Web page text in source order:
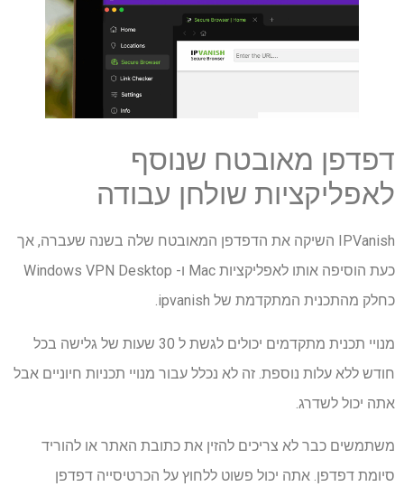
דפדפן מאובטח שנוסף
לאפליקציות שולחן עבודה
IPVanish השיקה את הדפדפן המאובטח שלה בשנה שעברה, אך
כעת הוסיפה אותו לאפליקציות Mac ו- Windows VPN Desktop
כחלק מהתכנית המתקדמת של ipvanish.
מנויי תכנית מתקדמים יכולים לגשת ל 30 שעות של גלישה בכל
חודש ללא עלות נוספת. זה לא נכלל עבור מנויי תכניות חיוניים אבל
אתה יכול לשדרג.
משתמשים כבר לא צריכים להזין את כתובת האתר או להוריד
סיומת דפדפן. אתה יכול פשוט ללחוץ על הכרטיסייה דפדפן